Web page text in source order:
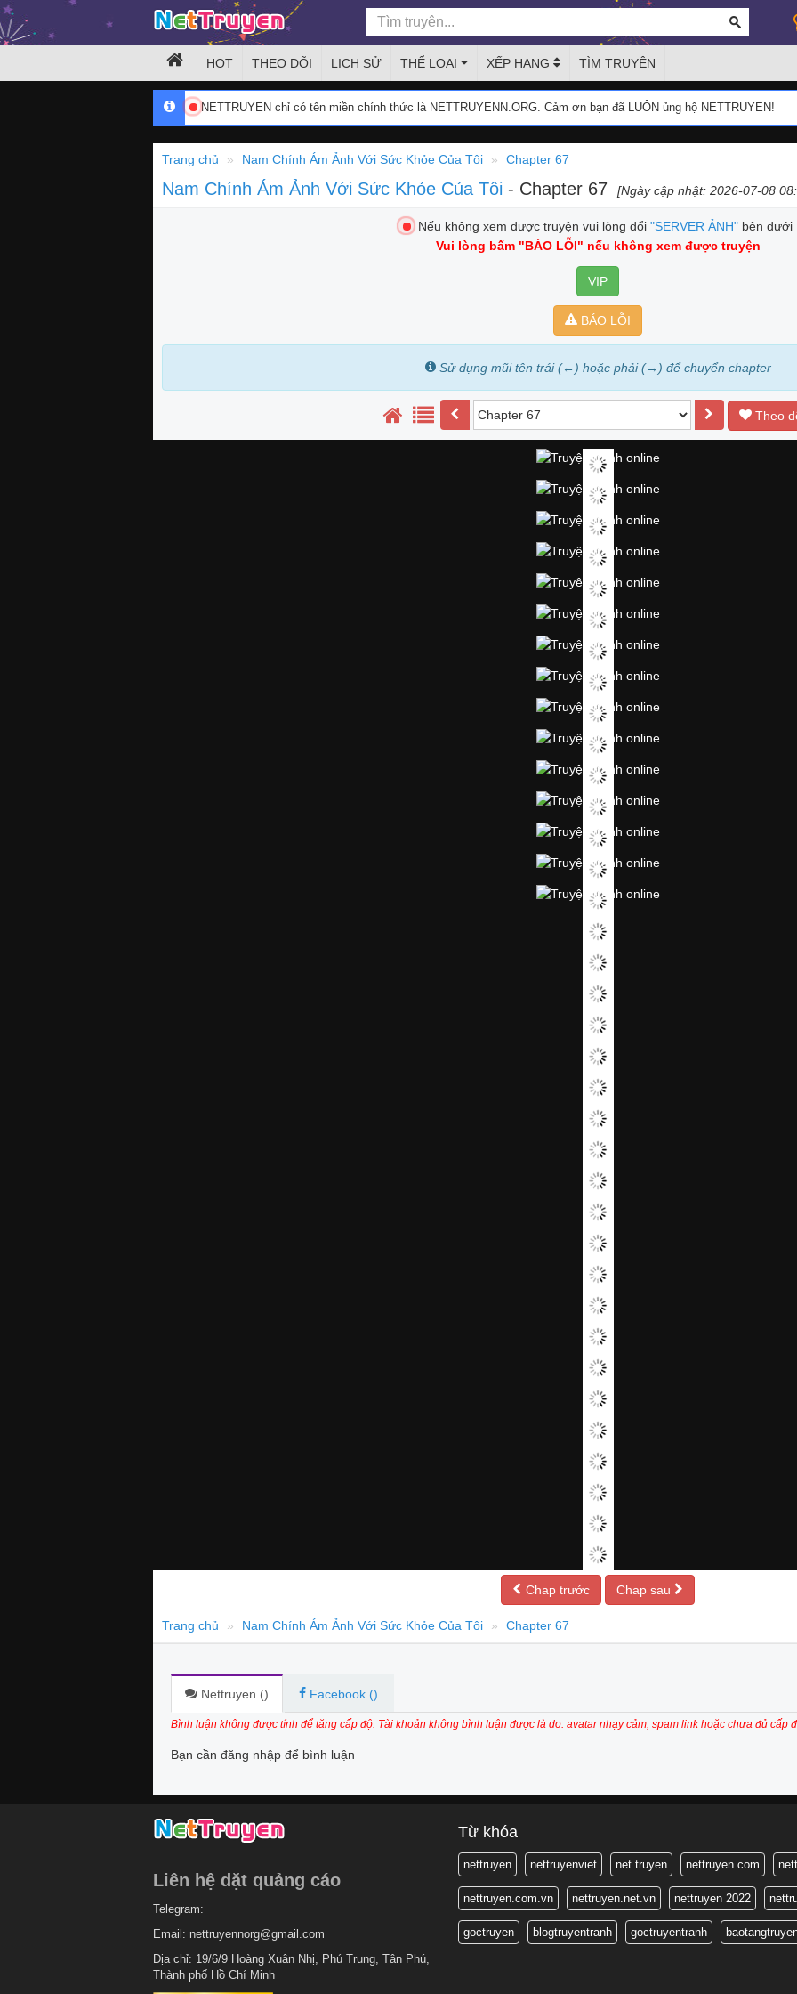
HOT THEO DÕI LỊCH SỬ THỂ LOẠI XẾP HẠNG TÌM TRUYỆN
NETTRUYEN chỉ có tên miền chính thức là NETTRUYENN.ORG. Cảm ơn bạn đã LUÔN ủng hộ NETTRUYEN!
Trang chủ Nam Chính Ám Ảnh Với Sức Khỏe Của Tôi Chapter 67
Nam Chính Ám Ảnh Với Sức Khỏe Của Tôi - Chapter 67 [Ngày cập nhật: 2026-07-08
Nếu không xem được truyện vui lòng đổi "SERVER ẢNH" bên dưới
Vui lòng bấm "BÁO LỖI" nếu không xem được truyện
VIP
BÁO LỖI
Sử dụng mũi tên trái (←) hoặc phải (→) để chuyển chapter
Theo
Chap trước Chap sau
Trang chủ Nam Chính Ám Ảnh Với Sức Khỏe Của Tôi Chapter 67
Nettruyen () Facebook ()
Bình luận không được tính để tăng cấp độ. Tài khoản không bình luận được là do: avatar nhạy cảm, spam link hoặc chưa đủ cấp
Bạn cần đăng nhập để bình luận
Liên hệ dặt quảng cáo
Telegram:
Email: nettruyennorg@gmail.com
Địa chỉ: 19/6/9 Hoàng Xuân Nhị, Phú Trung, Tân Phú,
Thành phố Hồ Chí Minh
Từ khóa
nettruyen nettruyenviet net truyen nettruyen.com
nettruyen.com.vn nettruyen.net.vn nettruyen 2022
goctruyen blogtruyentranh goctruyentranh